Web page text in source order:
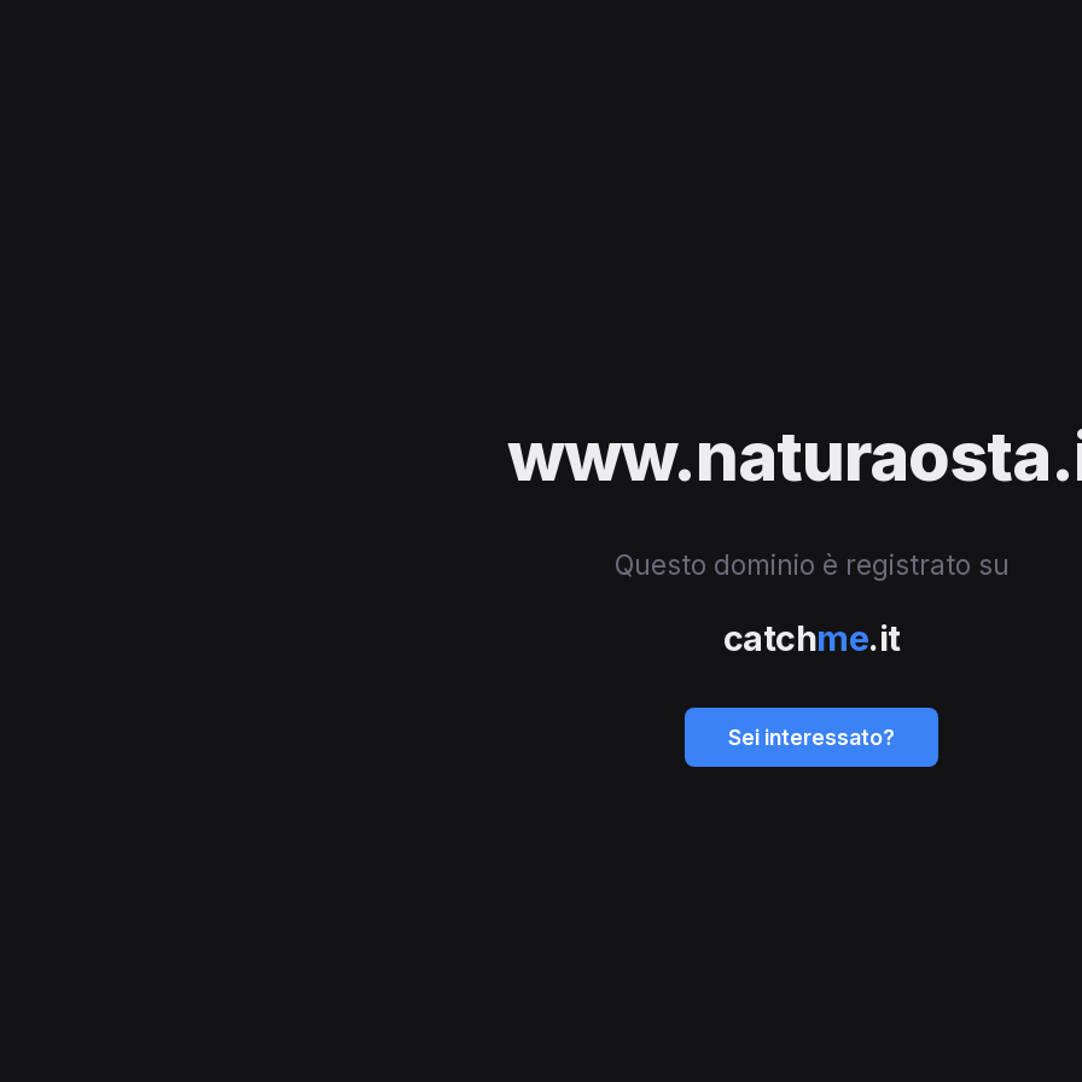
Questo dominio è registrato su
catchme.it
Sei interessato?